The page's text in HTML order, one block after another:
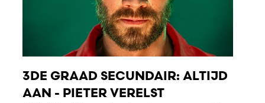
3DE GRAAD SECUNDAIR: ALTIJD
AAN - PIETER VERELST